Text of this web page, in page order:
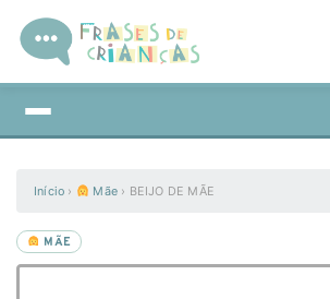
Início › Mãe › BEIJO DE MÃE
MÃE